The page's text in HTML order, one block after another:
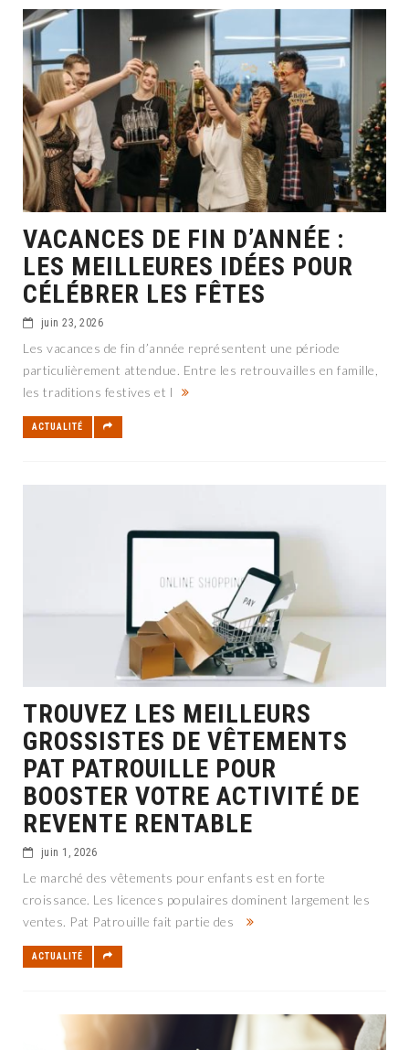
VACANCES DE FIN D’ANNÉE :
LES MEILLEURES IDÉES POUR
CÉLÉBRER LES FÊTES
juin 23, 2026
Les vacances de fin d’année représentent une période
particulièrement attendue. Entre les retrouvailles en famille,
les traditions festives et l
ACTUALITÉ
TROUVEZ LES MEILLEURS
GROSSISTES DE VÊTEMENTS
PAT PATROUILLE POUR
BOOSTER VOTRE ACTIVITÉ DE
REVENTE RENTABLE
juin 1, 2026
Le marché des vêtements pour enfants est en forte
croissance. Les licences populaires dominent largement les
ventes. Pat Patrouille fait partie des
ACTUALITÉ